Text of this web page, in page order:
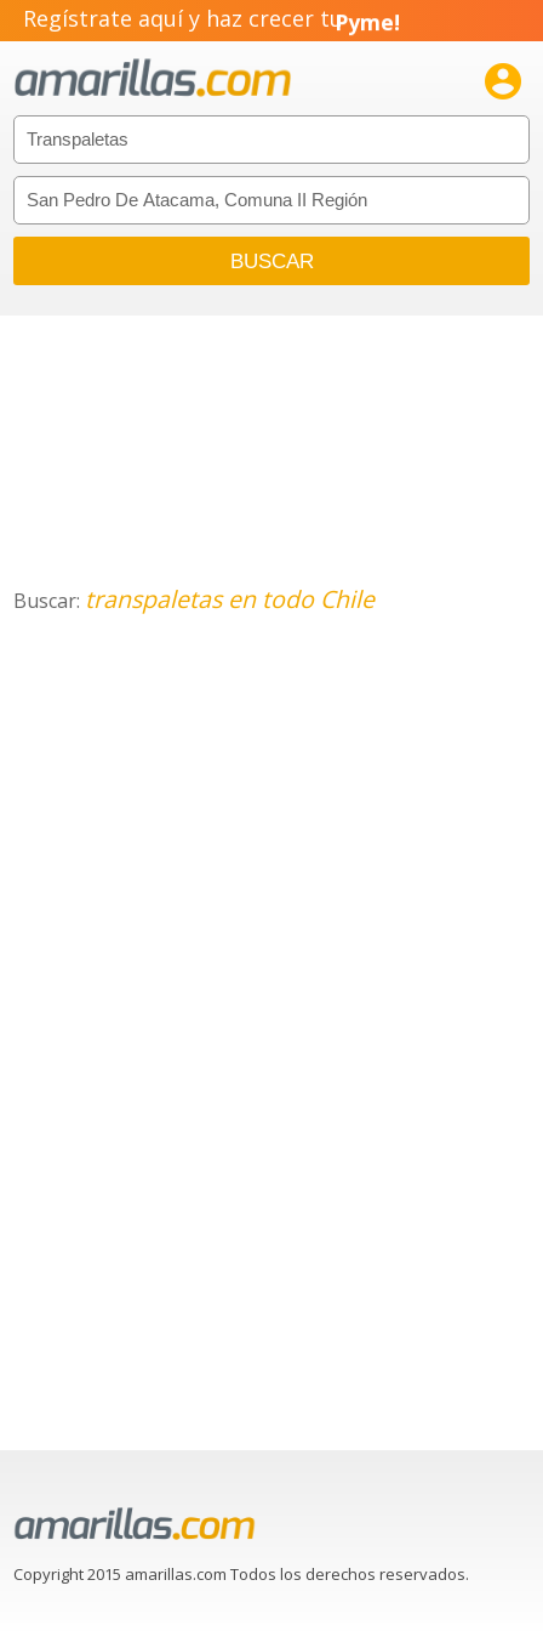
Regístrate aquí y haz crecer tu
Pyme!
Emprendimiento!

Buscar: transpaletas en todo Chile
Copyright 2015 amarillas.com Todos los derechos reservados.